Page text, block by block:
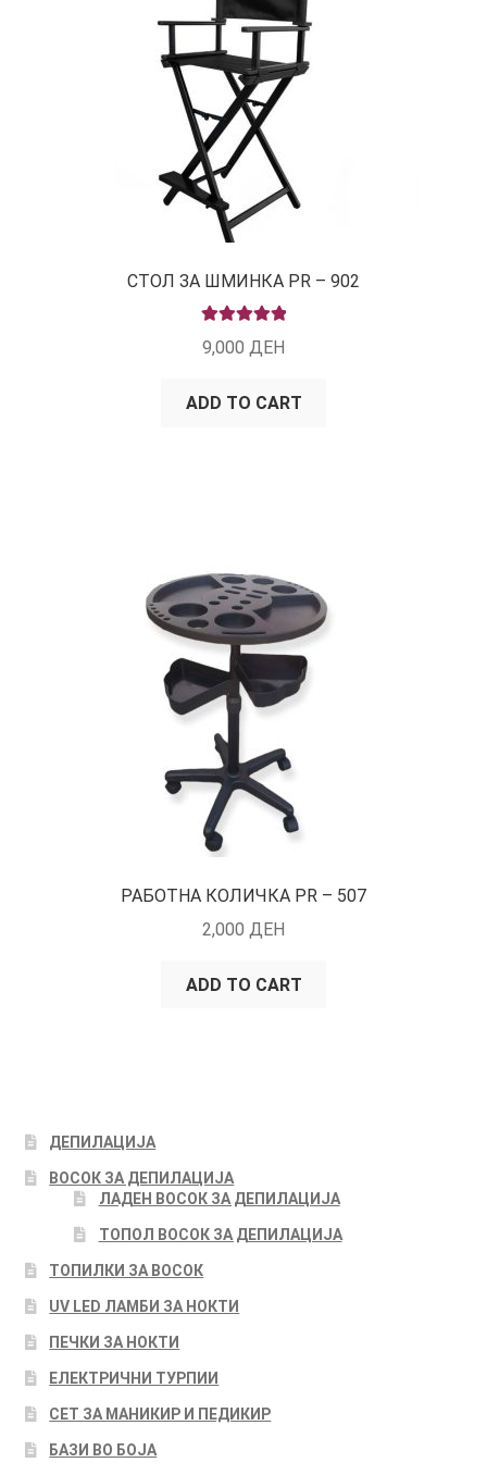
СТОЛ ЗА ШМИНКА PR – 902
OUT OF 5
9,000 ДЕН
ADD TO CART
РАБОТНА КОЛИЧКА PR – 507
2,000 ДЕН
ADD TO CART
ДЕПИЛАЦИЈА
ВОСОК ЗА ДЕПИЛАЦИЈА
ЛАДЕН ВОСОК ЗА ДЕПИЛАЦИЈА
ТОПОЛ ВОСОК ЗА ДЕПИЛАЦИЈА
ТОПИЛКИ ЗА ВОСОК
UV LED ЛАМБИ ЗА НОКТИ
ПЕЧКИ ЗА НОКТИ
ЕЛЕКТРИЧНИ ТУРПИИ
СЕТ ЗА МАНИКИР И ПЕДИКИР
БАЗИ ВО БОЈА